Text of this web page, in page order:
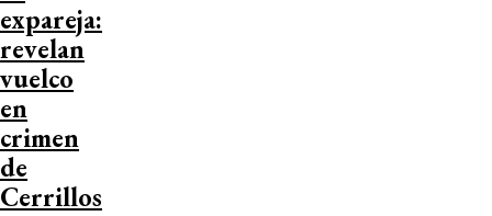
expareja:
revelan
vuelco
en
crimen
de
Cerrillos